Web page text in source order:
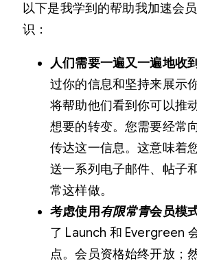
以下是我学到的帮助我加速会
识：
人们需要一遍又一遍地收
过你的信息和坚持来展示
将帮助他们看到你可以推
想要的转变。您需要经常
传达这一信息。这意味着
送一系列电子邮件、帖子
常这样做。
考虑使用有限常青会员模
了 Launch 和 Evergreen
点。会员资格始终开放；